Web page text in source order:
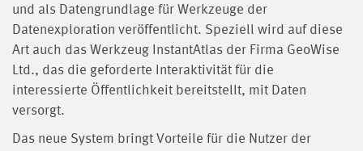
und als Datengrundlage für Werkzeuge der
Datenexploration veröffentlicht. Speziell wird auf diese
Art auch das Werkzeug InstantAtlas der Firma GeoWise
Ltd., das die geforderte Interaktivität für die
interessierte Öffentlichkeit bereitstellt, mit Daten
versorgt.
Das neue System bringt Vorteile für die Nutzer der